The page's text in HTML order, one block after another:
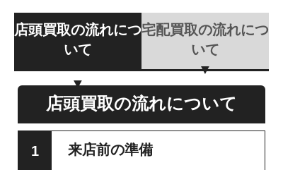
店頭買取の流れにつ
いて
宅配買取の流れにつ
いて
店頭買取の流れについて
来店前の準備